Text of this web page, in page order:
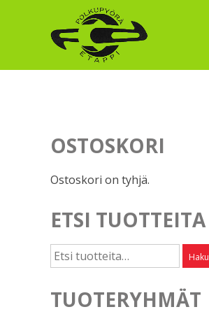
OSTOSKORI
Ostoskori on tyhjä.
ETSI TUOTTEITA
Etsi: Haku
TUOTERYHMÄT